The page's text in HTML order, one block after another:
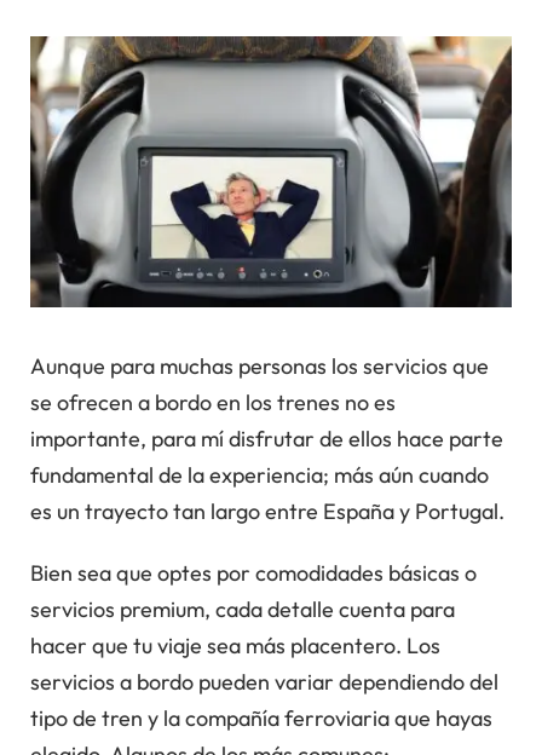
Aunque para muchas personas los servicios que
se ofrecen a bordo en los trenes no es
importante, para mí disfrutar de ellos hace parte
fundamental de la experiencia; más aún cuando
es un trayecto tan largo entre España y Portugal.
Bien sea que optes por comodidades básicas o
servicios premium, cada detalle cuenta para
hacer que tu viaje sea más placentero. Los
servicios a bordo pueden variar dependiendo del
tipo de tren y la compañía ferroviaria que hayas